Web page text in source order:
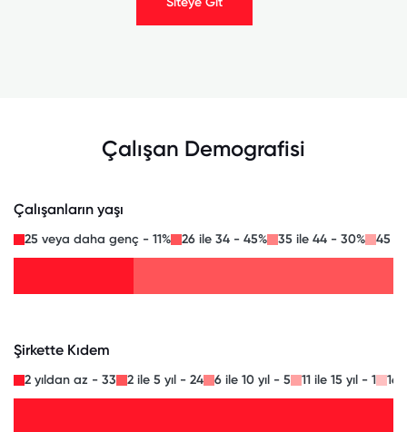
Çalışan Demografisi
Çalışanların yaşı
25 veya daha genç - 11% 26 ile 34 - 45% 35 ile 44 - 30% 45
Şirkette Kıdem
2 yıldan az - 33 2 ile 5 yıl - 24 6 ile 10 yıl - 5 11 ile 15 yıl - 1 16